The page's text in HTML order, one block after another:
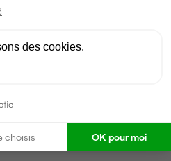
des cookies.
choisis OK pour moi